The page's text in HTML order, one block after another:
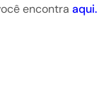
encontra aqui.